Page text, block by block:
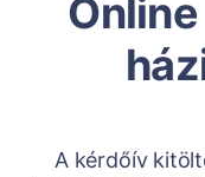
A kérdőív